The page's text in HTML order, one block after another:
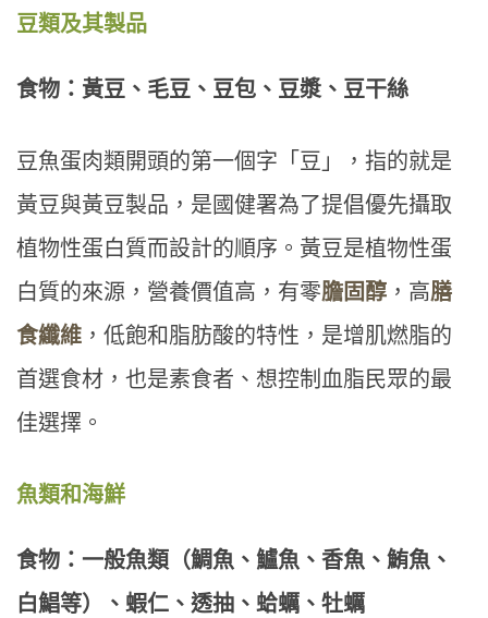
豆類及其製品
食物：黃豆、毛豆、豆包、豆漿、豆干絲
豆魚蛋肉類開頭的第一個字「豆」，指的就是
黃豆與黃豆製品，是國健署為了提倡優先攝取
植物性蛋白質而設計的順序。黃豆是植物性蛋
白質的來源，營養價值高，有零膽固醇 ，高膳
食纖維 ，低飽和脂肪酸的特性，是增肌燃脂的
首選食材，也是素食者、想控制血脂民眾的最
佳選擇。
魚類和海鮮
食物：一般魚類（鯛魚、鱸魚、香魚、鮪魚、
白鯧等）、蝦仁、透抽、蛤蠣、牡蠣